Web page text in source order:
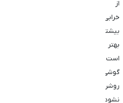
از
خرابی
بیشتر،
بهتر
است
گوشی
روشن
نشود